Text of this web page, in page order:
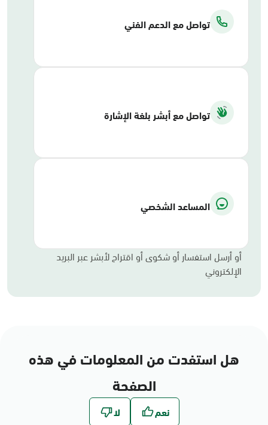
تواصل مع الدعم الفني
تواصل مع أبشر بلغة الإشارة
المساعد الشخصي
أو أرسل استفسار أو شكوى أو اقتراح لأبشر عبر البريد
الإلكتروني
هل استفدت من المعلومات في هذه
الصفحة